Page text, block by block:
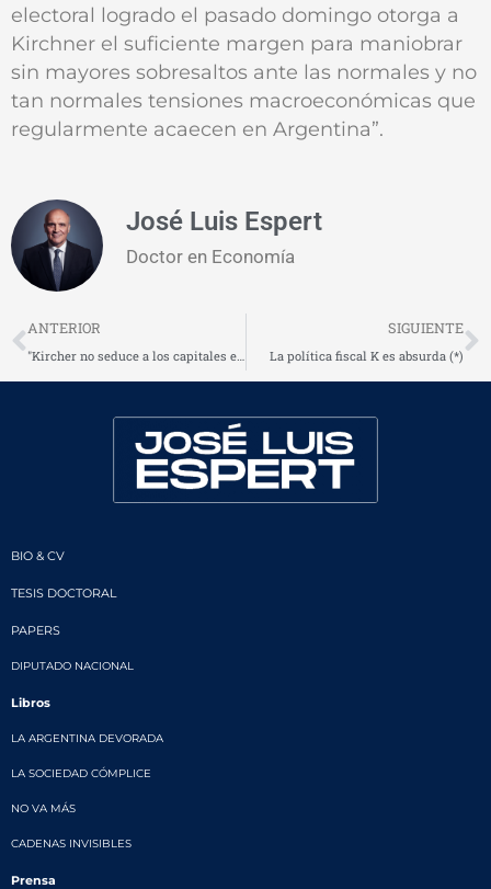
electoral logrado el pasado domingo otorga a
Kirchner el suficiente margen para maniobrar
sin mayores sobresaltos ante las normales y no
tan normales tensiones macroeconómicas que
regularmente acaecen en Argentina”.
José Luis Espert
Doctor en Economía
Prev
ANTERIOR SIGUIENTE
La política fiscal K es absurda (*)
BIO & CV
TESIS DOCTORAL
PAPERS
DIPUTADO NACIONAL
Libros
LA ARGENTINA DEVORADA
LA SOCIEDAD CÓMPLICE
NO VA MÁS
CADENAS INVISIBLES
Prensa